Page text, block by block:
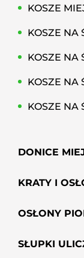
KOSZE
KOSZE NA
KOSZE NA
KOSZE NA
KOSZE NA
DONICE
KRATY I
OSŁONY
SŁUPKI